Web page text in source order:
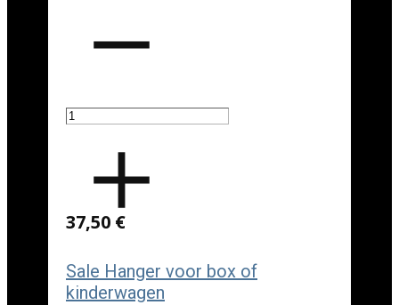
37,50 €
Sale Hanger voor box of
kinderwagen